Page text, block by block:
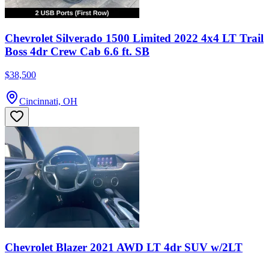
Chevrolet Silverado 1500 Limited 2022 4x4 LT Trail
Boss 4dr Crew Cab 6.6 ft. SB
$38,500
Cincinnati, OH
Chevrolet Blazer 2021 AWD LT 4dr SUV w/2LT